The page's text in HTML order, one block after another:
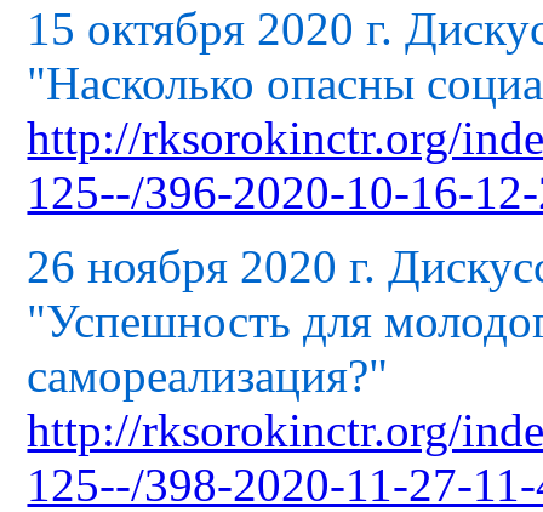
15 октября 2020 г.
"Насколько опасны
http://rksorokinctr.org/
125--/396-2020-10-16-
26 ноября 2020 г.
"Успешность для
самореализация?"
http://rksorokinctr.org/
125--/398-2020-11-27-